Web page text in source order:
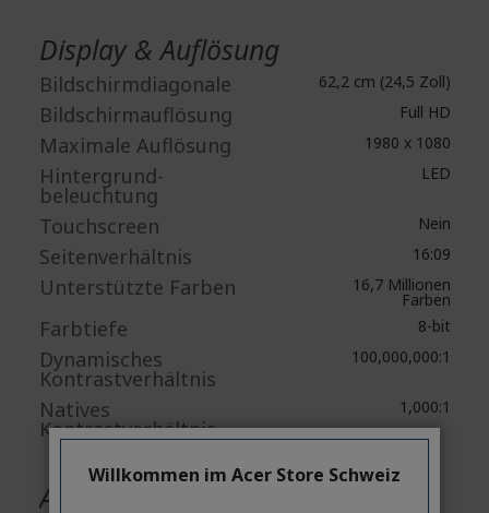
Display & Auflösung
Bildschirmdiagonale 62,2 cm (24,5 Zoll)
Bildschirmauflösung Full HD
Maximale Auflösung 1980 x 1080
Hintergrund-
beleuchtung
LED
Touchscreen Nein
Seitenverhältnis 16:09
Unterstützte Farben 16,7 Millionen
Farben
Farbtiefe 8-bit
Dynamisches
Kontrastverhältnis
100,000,000:1
Natives
Kontrastverhältnis
1,000:1
Audio
Willkommen im Acer Store Schweiz